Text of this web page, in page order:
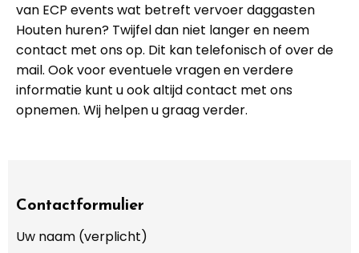
van ECP events wat betreft vervoer daggasten
Houten huren? Twijfel dan niet langer en neem
contact met ons op. Dit kan telefonisch of over de
mail. Ook voor eventuele vragen en verdere
informatie kunt u ook altijd contact met ons
opnemen. Wij helpen u graag verder.
Contactformulier
Uw naam (verplicht)